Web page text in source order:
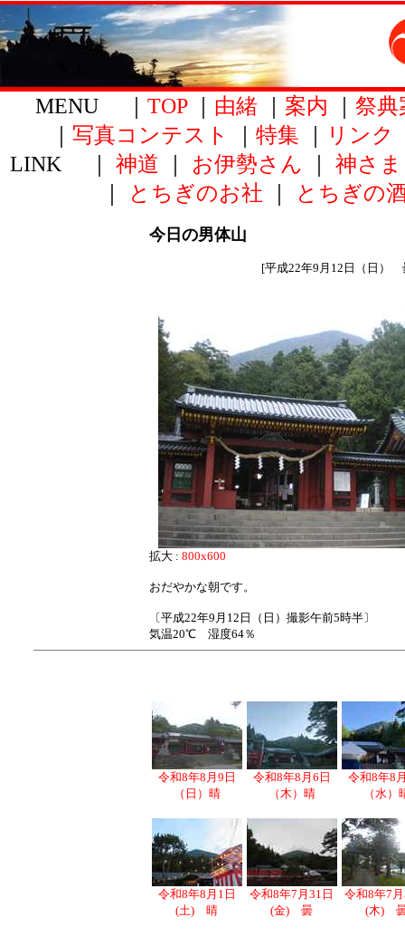
MENU ｜ TOP｜ 由緒 案内
祭典
写真コンテスト 特集 リンク
LINK ｜ 神道 お伊勢さん 神さま
とちぎのお社 とちぎの
今日の男体山
[平成22年9月12日（日）
拡大 : 800x600
おだやかな朝です。
〔平成22年9月12日（日）撮影午前5時半〕
気温20℃ 湿度64％
令和8年8月9日
（日）晴
令和8年8月6日
（木）晴
令和8年8
（水）
令和8年8月1日
(土) 晴
令和8年7月31日
(金) 曇
令和8年7
(木)